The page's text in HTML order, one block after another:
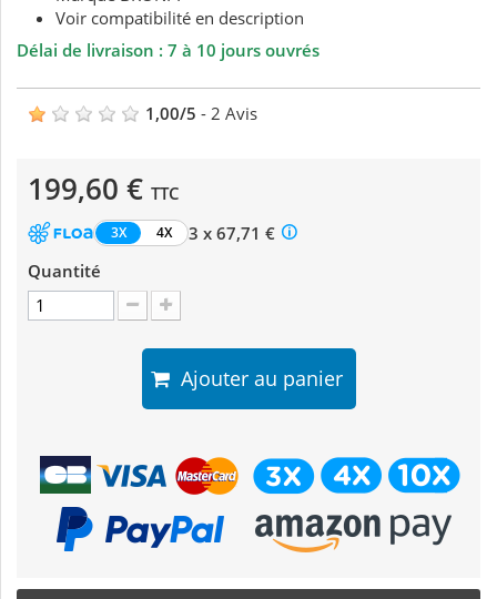
Voir compatibilité en description
Délai de livraison : 7 à 10 jours ouvrés
1,00/5 - 2 Avis
199,60 € TTC
3X 4X
3 x 67,71 €
Quantité
Ajouter au panier